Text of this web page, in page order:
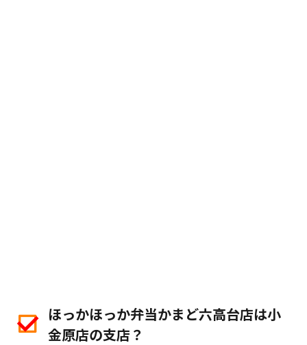
ほっかほっか弁当かまど六高台店は小
金原店の支店？